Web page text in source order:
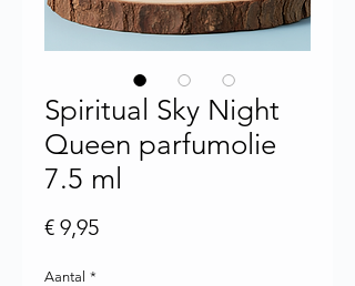
Spiritual Sky Night
Queen parfumolie
7.5 ml
€ 9,95Prijs
Aantal *